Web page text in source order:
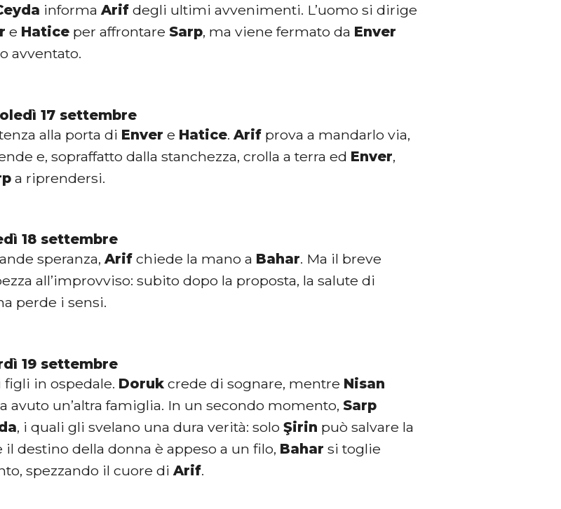
informaArif degli ultimi avvenimenti. L’uomo si dirige
e Hatice per affrontare Sarp, ma viene fermato da Enver
avventato.
17 settembre
alla porta di Enver e Hatice.Arif prova a mandarlo via,
e, sopraffatto dalla stanchezza, crolla a terra ed Enver,
a riprendersi.
18 settembre
speranza,Arif chiede la mano a Bahar. Ma il breve
all’improvviso: subito dopo la proposta, la salute di
perde i sensi.
19 settembre
in ospedale. Doruk crede di sognare, mentre Nisan
avuto un’altra famiglia. In un secondo momento, Sarp
, i quali gli svelano una dura verità: soloŞirin può salvare la
il destino della donna è appeso a un filo, Bahar si toglie
spezzando il cuore diArif.